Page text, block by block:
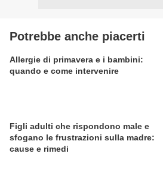
Potrebbe anche piacerti
Allergie di primavera e i bambini:
quando e come intervenire
Figli adulti che rispondono male e
sfogano le frustrazioni sulla madre:
cause e rimedi